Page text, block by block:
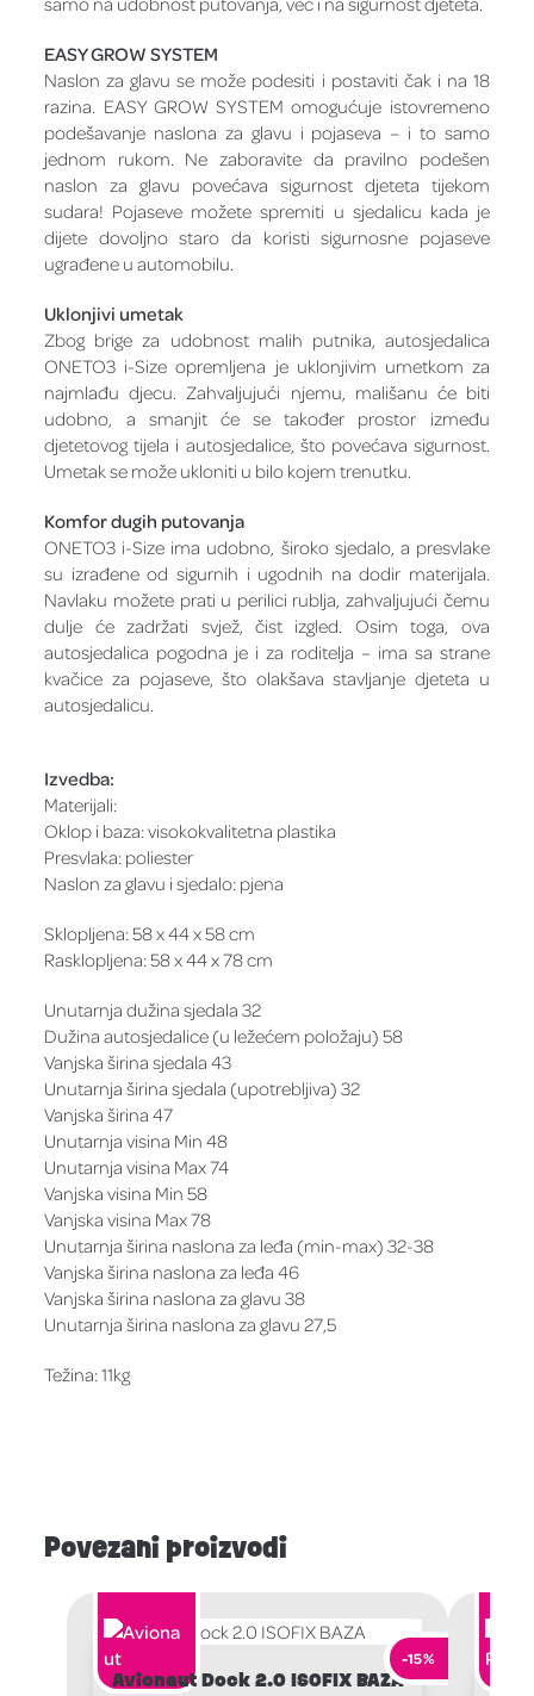
EASY GROW SYSTEM
Naslon za glavu se može podesiti i postaviti čak i na 18
razina. EASY GROW SYSTEM omogućuje istovremeno
podešavanje naslona za glavu i pojaseva – i to samo
jednom rukom. Ne zaboravite da pravilno podešen
naslon za glavu povećava sigurnost djeteta tijekom
sudara! Pojaseve možete spremiti u sjedalicu kada je
dijete dovoljno staro da koristi sigurnosne pojaseve
ugrađene u automobilu.
Uklonjivi umetak
Zbog brige za udobnost malih putnika, autosjedalica
ONETO3 i-Size opremljena je uklonjivim umetkom za
najmlađu djecu. Zahvaljujući njemu, mališanu će biti
udobno, a smanjit će se također prostor između
djetetovog tijela i autosjedalice, što povećava sigurnost.
Umetak se može ukloniti u bilo kojem trenutku.
Komfor dugih putovanja
ONETO3 i-Size ima udobno, široko sjedalo, a presvlake
su izrađene od sigurnih i ugodnih na dodir materijala.
Navlaku možete prati u perilici rublja, zahvaljujući čemu
dulje će zadržati svjež, čist izgled. Osim toga, ova
autosjedalica pogodna je i za roditelja – ima sa strane
kvačice za pojaseve, što olakšava stavljanje djeteta u
autosjedalicu.
Izvedba:
Materijali:
Oklop i baza: visokokvalitetna plastika
Presvlaka: poliester
Naslon za glavu i sjedalo: pjena
Sklopljena: 58 x 44 x 58 cm
Rasklopljena: 58 x 44 x 78 cm
Unutarnja dužina sjedala 32
Dužina autosjedalice (u ležećem položaju) 58
Vanjska širina sjedala 43
Unutarnja širina sjedala (upotrebljiva) 32
Vanjska širina 47
Unutarnja visina Min 48
Unutarnja visina Max 74
Vanjska visina Min 58
Vanjska visina Max 78
Unutarnja širina naslona za leđa (min-max) 32-38
Vanjska širina naslona za leđa 46
Vanjska širina naslona za glavu 38
Unutarnja širina naslona za glavu 27,5
Težina: 11kg
Povezani proizvodi
-15%
Avionaut Dock 2.0 ISOFIX BAZA